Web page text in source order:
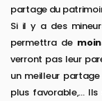
partage du
Si il y a des
permettra de
verront pas leur
un meilleur
plus favorable,...